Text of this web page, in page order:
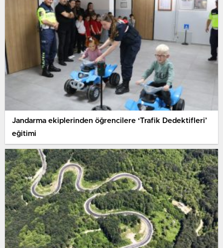
Jandarma ekiplerinden öğrencilere ‘Trafik Dedektifleri’
eğitimi